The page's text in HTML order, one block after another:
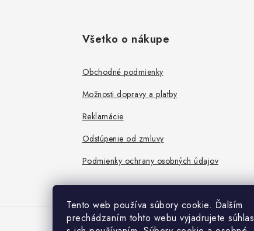
Tento web používa súbory cookie. Ďalším
prechádzaním tohto webu vyjadrujete súhlas
Všetko o nákupe
Obchodné podmienky
Možnosti dopravy a platby
Reklamácie
Odstúpenie od zmluvy
Podmienky ochrany osobných údajov